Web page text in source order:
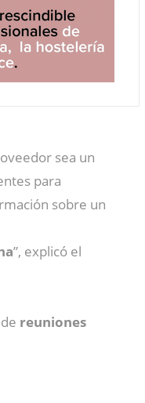
sea un
para
sobre un
”, explicó el
reuniones